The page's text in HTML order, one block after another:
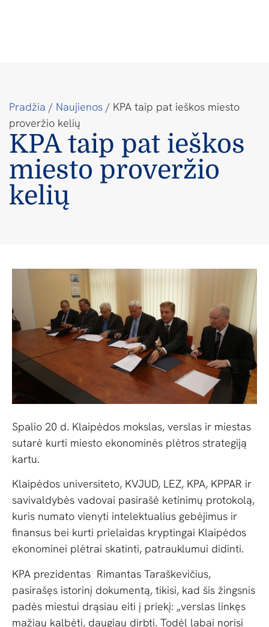
Pradžia / Naujienos / KPA taip pat ieškos miesto
proveržio kelių
KPA taip pat ieškos
miesto proveržio
kelių
Spalio 20 d. Klaipėdos mokslas, verslas ir miestas
sutarė kurti miesto ekonominės plėtros strategiją
kartu.
Klaipėdos universiteto, KVJUD, LEZ, KPA, KPPAR ir
savivaldybės vadovai pasirašė ketinimų protokolą,
kuris numato vienyti intelektualius gebėjimus ir
finansus bei kurti prielaidas kryptingai Klaipėdos
ekonominei plėtrai skatinti, patrauklumui didinti.
KPA prezidentas Rimantas Taraškevičius,
pasirašęs istorinį dokumentą, tikisi, kad šis žingsnis
padės miestui drąsiau eiti į priekį: „verslas linkęs
mažiau kalbėti, daugiau dirbti. Todėl labai norisi